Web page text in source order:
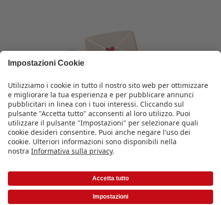
Iscriviti alla newsletter
Scopri tutti i vantaggi dedicati agli iscritti
consigli per la fotografia smart
idee di design creative e uniche
ispirazioni e consigli